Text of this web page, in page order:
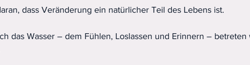
dass Veränderung ein natürlicher Teil des Lebens ist.
das Wasser – dem Fühlen, Loslassen und Erinnern – betreten